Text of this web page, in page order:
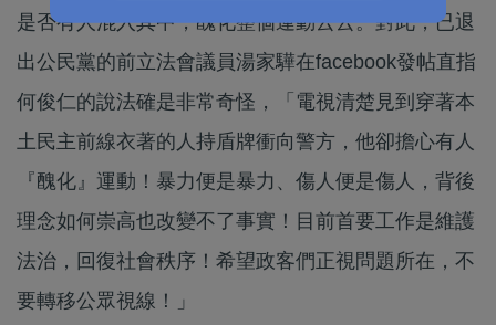
是否有人混入其中，醜化整個運動云云。對此，已退
出公民黨的前立法會議員湯家驊在facebook發帖直指
何俊仁的說法確是非常奇怪，「電視清楚見到穿著本
土民主前線衣著的人持盾牌衝向警方，他卻擔心有人
『醜化』運動！暴力便是暴力、傷人便是傷人，背後
理念如何崇高也改變不了事實！目前首要工作是維護
法治，回復社會秩序！希望政客們正視問題所在，不
要轉移公眾視線！」